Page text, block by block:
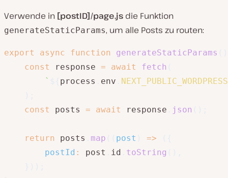
Verwende in [postID]/page.js die Funktion
generateStaticParams, um alle Posts zu routen:
export async function generateStaticParams
const
response = await fetch
`
process env
const
posts = await response json
return posts map post =>
postId : post id toString